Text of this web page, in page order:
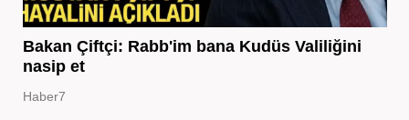
Bakan Çiftçi: Rabb'im bana Kudüs Valiliğini
nasip et
Haber7